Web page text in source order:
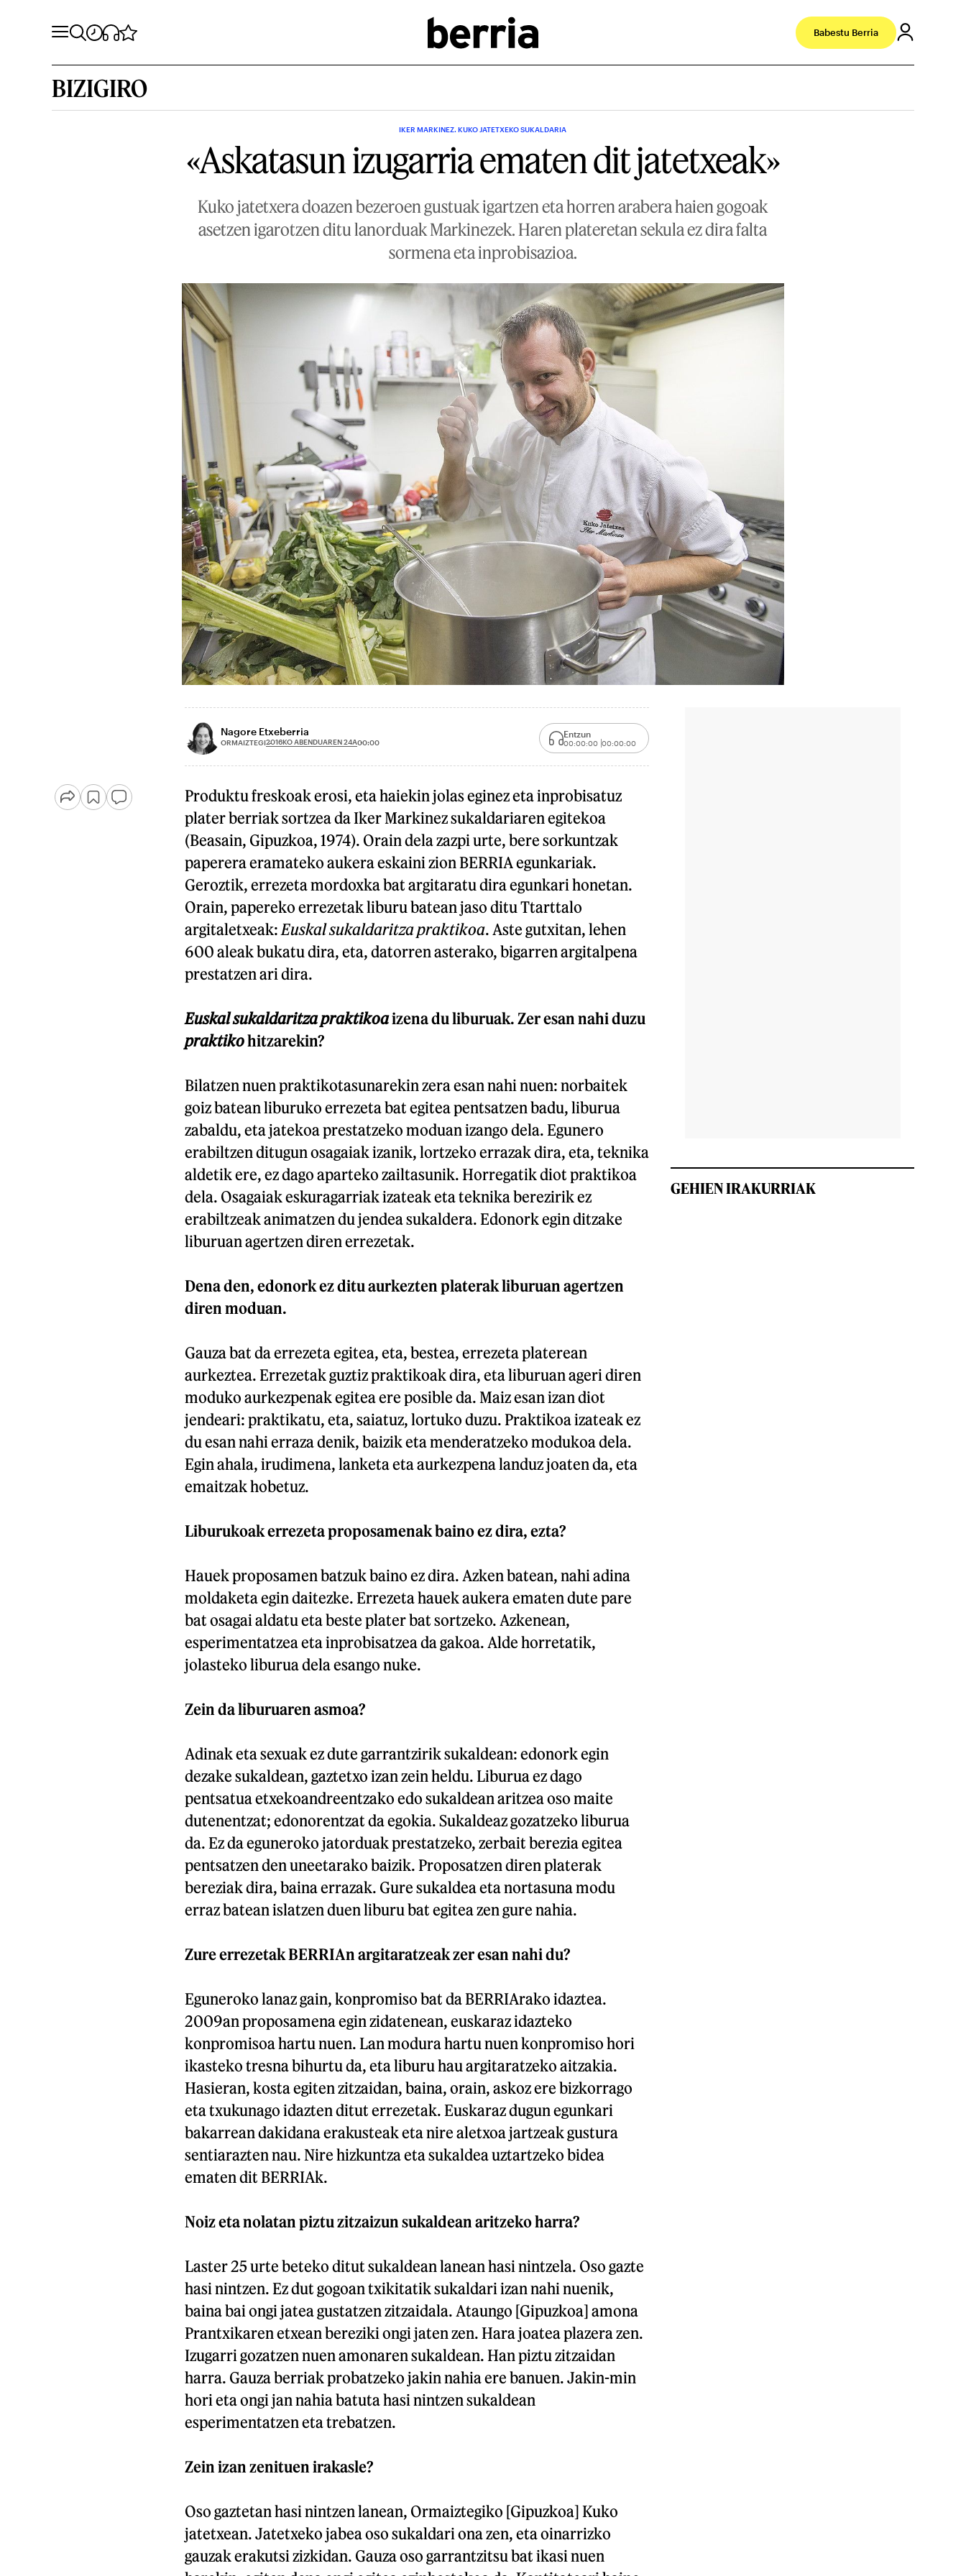
Babestu Berria
BIZIGIRO
IKER MARKINEZ. KUKO JATETXEKO SUKALDARIA
«Askatasun izugarria ematen dit jatetxeak»
Kuko jatetxera doazen bezeroen gustuak igartzen eta horren arabera haien gogoak
asetzen igarotzen ditu lanorduak Markinezek. Haren plateretan sekula ez dira falta
sormena eta inprobisazioa.
Nagore Etxeberria
ORMAIZTEGI2016KO ABENDUAREN 24A00:00
Entzun
00:00:00 00:00:00
Produktu freskoak erosi, eta haiekin jolas eginez eta inprobisatuz
plater berriak sortzea da Iker Markinez sukaldariaren egitekoa
(Beasain, Gipuzkoa, 1974). Orain dela zazpi urte, bere sorkuntzak
paperera eramateko aukera eskaini zion BERRIA egunkariak.
Geroztik, errezeta mordoxka bat argitaratu dira egunkari honetan.
Orain, papereko errezetak liburu batean jaso ditu Ttarttalo
argitaletxeak: Euskal sukaldaritza praktikoa. Aste gutxitan, lehen
600 aleak bukatu dira, eta, datorren asterako, bigarren argitalpena
prestatzen ari dira.
Euskal sukaldaritza praktikoaizena du liburuak. Zer esan nahi duzu
praktikohitzarekin?
Bilatzen nuen praktikotasunarekin zera esan nahi nuen: norbaitek
goiz batean liburuko errezeta bat egitea pentsatzen badu, liburua
zabaldu, eta jatekoa prestatzeko moduan izango dela. Egunero
erabiltzen ditugun osagaiak izanik, lortzeko errazak dira, eta, teknika
aldetik ere, ez dago aparteko zailtasunik. Horregatik diot praktikoa
dela. Osagaiak eskuragarriak izateak eta teknika berezirik ez
erabiltzeak animatzen du jendea sukaldera. Edonork egin ditzake
liburuan agertzen diren errezetak.
Dena den, edonork ez ditu aurkezten platerak liburuan agertzen
diren moduan.
Gauza bat da errezeta egitea, eta, bestea, errezeta platerean
aurkeztea. Errezetak guztiz praktikoak dira, eta liburuan ageri diren
moduko aurkezpenak egitea ere posible da. Maiz esan izan diot
jendeari: praktikatu, eta, saiatuz, lortuko duzu. Praktikoa izateak ez
du esan nahi erraza denik, baizik eta menderatzeko modukoa dela.
Egin ahala, irudimena, lanketa eta aurkezpena landuz joaten da, eta
emaitzak hobetuz.
Liburukoak errezeta proposamenak baino ez dira, ezta?
Hauek proposamen batzuk baino ez dira. Azken batean, nahi adina
moldaketa egin daitezke. Errezeta hauek aukera ematen dute pare
bat osagai aldatu eta beste plater bat sortzeko. Azkenean,
esperimentatzea eta inprobisatzea da gakoa. Alde horretatik,
jolasteko liburua dela esango nuke.
Zein da liburuaren asmoa?
Adinak eta sexuak ez dute garrantzirik sukaldean: edonork egin
dezake sukaldean, gaztetxo izan zein heldu. Liburua ez dago
pentsatua etxekoandreentzako edo sukaldean aritzea oso maite
dutenentzat; edonorentzat da egokia. Sukaldeaz gozatzeko liburua
da. Ez da eguneroko jatorduak prestatzeko, zerbait berezia egitea
pentsatzen den uneetarako baizik. Proposatzen diren platerak
bereziak dira, baina errazak. Gure sukaldea eta nortasuna modu
erraz batean islatzen duen liburu bat egitea zen gure nahia.
Zure errezetak BERRIAn argitaratzeak zer esan nahi du?
Eguneroko lanaz gain, konpromiso bat da BERRIArako idaztea.
2009an proposamena egin zidatenean, euskaraz idazteko
konpromisoa hartu nuen. Lan modura hartu nuen konpromiso hori
ikasteko tresna bihurtu da, eta liburu hau argitaratzeko aitzakia.
Hasieran, kosta egiten zitzaidan, baina, orain, askoz ere bizkorrago
eta txukunago idazten ditut errezetak. Euskaraz dugun egunkari
bakarrean dakidana erakusteak eta nire aletxoa jartzeak gustura
sentiarazten nau. Nire hizkuntza eta sukaldea uztartzeko bidea
ematen dit BERRIAk.
Noiz eta nolatan piztu zitzaizun sukaldean aritzeko harra?
Laster 25 urte beteko ditut sukaldean lanean hasi nintzela. Oso gazte
hasi nintzen. Ez dut gogoan txikitatik sukaldari izan nahi nuenik,
baina bai ongi jatea gustatzen zitzaidala. Ataungo [Gipuzkoa] amona
Prantxikaren etxean bereziki ongi jaten zen. Hara joatea plazera zen.
Izugarri gozatzen nuen amonaren sukaldean. Han piztu zitzaidan
harra. Gauza berriak probatzeko jakin nahia ere banuen. Jakin-min
hori eta ongi jan nahia batuta hasi nintzen sukaldean
esperimentatzen eta trebatzen.
Zein izan zenituen irakasle?
Oso gaztetan hasi nintzen lanean, Ormaiztegiko [Gipuzkoa] Kuko
jatetxean. Jatetxeko jabea oso sukaldari ona zen, eta oinarrizko
gauzak erakutsi zizkidan. Gauza oso garrantzitsu bat ikasi nuen
GEHIEN IRAKURRIAK